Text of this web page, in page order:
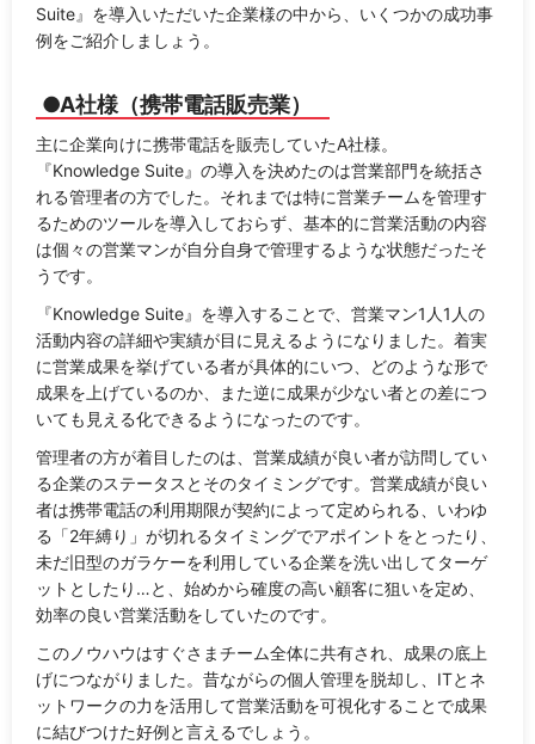
Suite』を導入いただいた企業様の中から、いくつかの成功事
例をご紹介しましょう。
●A社様（携帯電話販売業）
主に企業向けに携帯電話を販売していたA社様。
『Knowledge Suite』の導入を決めたのは営業部門を統括さ
れる管理者の方でした。それまでは特に営業チームを管理す
るためのツールを導入しておらず、基本的に営業活動の内容
は個々の営業マンが自分自身で管理するような状態だったそ
うです。
『Knowledge Suite』を導入することで、営業マン1人1人の
活動内容の詳細や実績が目に見えるようになりました。着実
に営業成果を挙げている者が具体的にいつ、どのような形で
成果を上げているのか、また逆に成果が少ない者との差につ
いても見える化できるようになったのです。
管理者の方が着目したのは、営業成績が良い者が訪問してい
る企業のステータスとそのタイミングです。営業成績が良い
者は携帯電話の利用期限が契約によって定められる、いわゆ
る「2年縛り」が切れるタイミングでアポイントをとったり、
未だ旧型のガラケーを利用している企業を洗い出してターゲ
ットとしたり…と、始めから確度の高い顧客に狙いを定め、
効率の良い営業活動をしていたのです。
このノウハウはすぐさまチーム全体に共有され、成果の底上
げにつながりました。昔ながらの個人管理を脱却し、ITとネ
ットワークの力を活用して営業活動を可視化することで成果
に結びつけた好例と言えるでしょう。